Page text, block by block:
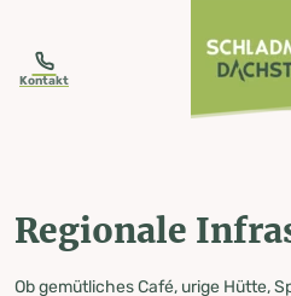
Kontakt
Regionale
Ob gemütliches Café, urige Hütte,